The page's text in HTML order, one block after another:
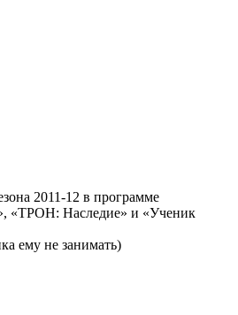
2011-12 в программе
«ТРОН: Наследие» и «Ученик
ему не занимать)